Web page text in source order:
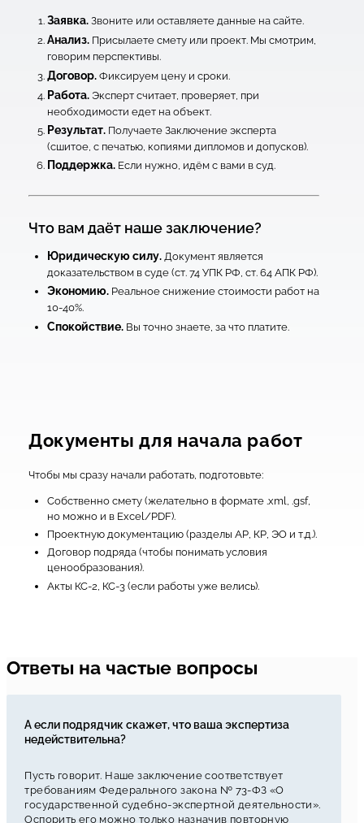
Заявка.Звоните или оставляете данные на сайте.
Анализ.Присылаете смету или проект. Мы смотрим,
говорим перспективы.
Договор.Фиксируем цену и сроки.
Работа.Эксперт считает, проверяет, при
необходимости едет на объект.
Результат.Получаете Заключение эксперта
(сшитое, с печатью, копиями дипломов и допусков).
Поддержка.Если нужно, идём с вами в суд.
Что вам даёт наше заключение?
Юридическую силу.Документ является
доказательством в суде (ст. 74 УПК РФ, ст. 64 АПК РФ).
Экономию.Реальное снижение стоимости работ на
10-40%.
Спокойствие.Вы точно знаете, за что платите.
Документы для начала работ
Чтобы мы сразу начали работать, подготовьте:
Собственно смету (желательно в формате .xml, .gsf,
но можно и в Excel/PDF).
Проектную документацию (разделы АР, КР, ЭО и т.д.).
Договор подряда (чтобы понимать условия
ценообразования).
Акты КС-2, КС-3 (если работы уже велись).
Ответы на частые вопросы
А если подрядчик скажет, что ваша экспертиза
недействительна?
Пусть говорит. Наше заключение соответствует
требованиям Федерального закона № 73-ФЗ «О
государственной судебно-экспертной деятельности».
Оспорить его можно только назначив повторную